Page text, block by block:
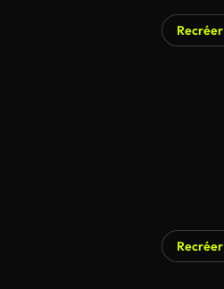
Recréer
Recréer